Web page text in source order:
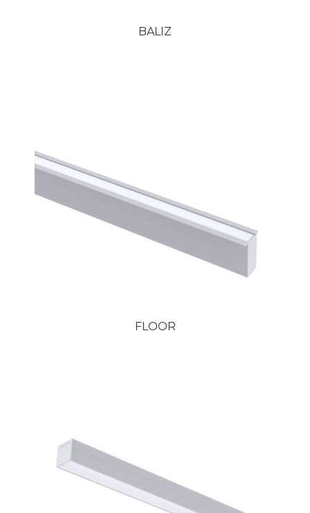
BALIZ
FLOOR